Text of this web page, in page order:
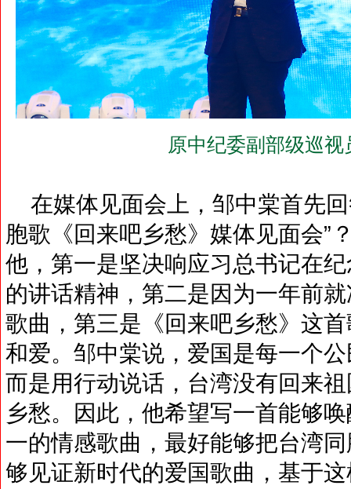
原中纪委副部级巡
在媒体见面会上，邹中棠首先
胞歌《回来吧乡愁》媒体见面会”
他，第一是坚决响应习总书记在
的讲话精神，第二是因为一年前
歌曲，第三是《回来吧乡愁》这
和爱。邹中棠说，爱国是每一个
而是用行动说话，台湾没有回来
乡愁。因此，他希望写一首能够
一的情感歌曲，最好能够把台湾
够见证新时代的爱国歌曲，基于